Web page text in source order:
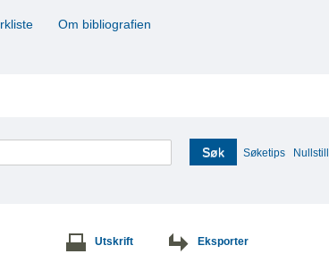
Om bibliografien
Søk Søketips Nullstill
Utskrift Eksporter